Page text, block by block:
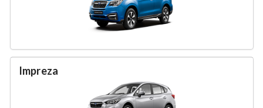
Impreza